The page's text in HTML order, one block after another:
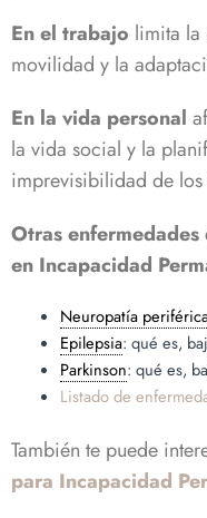
En el trabajo limita la
movilidad y la
En la vida personal
la vida social y la
imprevisibilidad de los
Otras
en Incapacidad
Neuropatía
Epilepsia: qué es,
Parkinson: qué es,
Listado de
También te puede
para Incapacidad